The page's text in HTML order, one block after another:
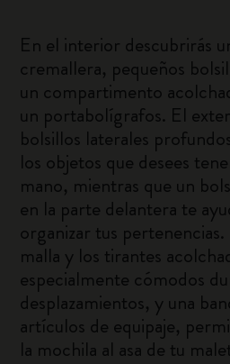
En el interior descubrirás
cremallera, pequeños
un compartimento
un portabolígrafos. El
bolsillos laterales
los objetos que desees
mano, mientras que un
en la parte delantera te
organizar tus
malla y los tirantes
especialmente cómodos
desplazamientos, y una
artículos de equipaje,
la mochila al asa de tu